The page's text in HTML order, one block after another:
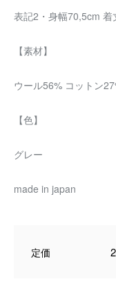
表記2・身幅70,5cm
【素材】
ウール56% コットン
【色】
グレー
made in japan
定価